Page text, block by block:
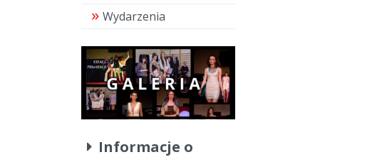
Wydarzenia
Informacje o